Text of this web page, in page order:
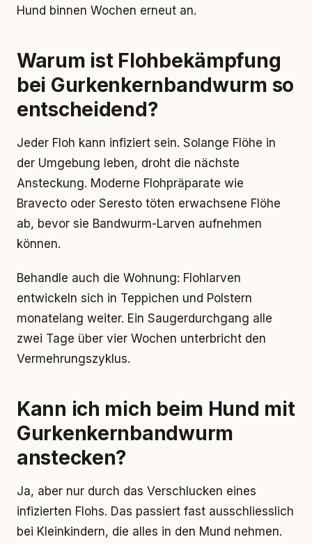
Hund binnen Wochen erneut an.
Warum ist Flohbekämpfung
bei Gurkenkernbandwurm so
entscheidend?
Jeder Floh kann infiziert sein. Solange Flöhe in
der Umgebung leben, droht die nächste
Ansteckung. Moderne Flohpräparate wie
Bravecto oder Seresto töten erwachsene Flöhe
ab, bevor sie Bandwurm-Larven aufnehmen
können.
Behandle auch die Wohnung: Flohlarven
entwickeln sich in Teppichen und Polstern
monatelang weiter. Ein Saugerdurchgang alle
zwei Tage über vier Wochen unterbricht den
Vermehrungszyklus.
Kann ich mich beim Hund mit
Gurkenkernbandwurm
anstecken?
Ja, aber nur durch das Verschlucken eines
infizierten Flohs. Das passiert fast ausschliesslich
bei Kleinkindern, die alles in den Mund nehmen.